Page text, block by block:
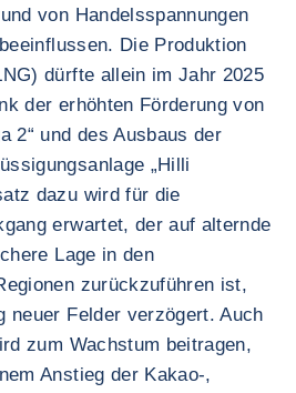
von Handelsspannungen
Die Produktion
dürfte allein im Jahr 2025
der erhöhten Förderung von
2“ und des Ausbaus der
„Hilli
dazu wird für die
erwartet, der auf alternde
Lage in den
zurückzuführen ist,
neuer Felder verzögert. Auch
zum Wachstum beitragen,
Anstieg der Kakao-,